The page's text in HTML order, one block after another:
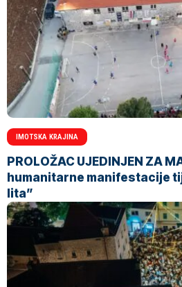
IMOTSKA KRAJINA
PROLOŽAC UJEDINJEN ZA
humanitarne manifestacije
lita”